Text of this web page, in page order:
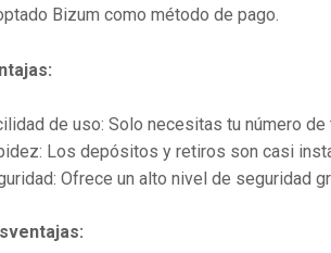
Bizum como método de pago.
de uso: Solo necesitas tu número
Los depósitos y retiros son casi
Ofrece un alto nivel de seguridad